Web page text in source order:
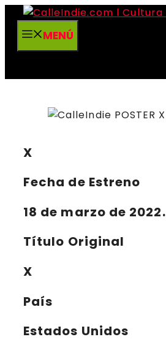
Saltar
contenidoMENÚ
X
Fecha de Estreno
18 de marzo de 2022.
Título Original
X
País
Estados Unidos